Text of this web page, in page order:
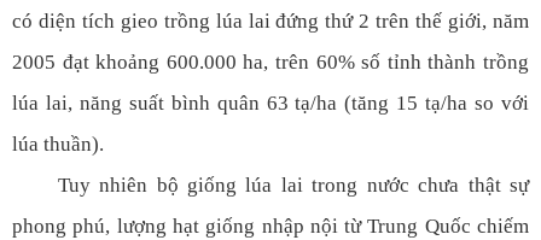
có diện tích gieo trồng lúa lai đứng thứ 2 trên thế giới, năm
2005 đạt khoảng 600.000 ha, trên 60% số tỉnh thành trồng
lúa lai, năng suất bình quân 63 tạ/ha (tăng 15 tạ/ha so với
lúa thuần).
Tuy nhiên bộ giống lúa lai trong nước chưa thật sự
phong phú, lượng hạt giống nhập nội từ Trung Quốc chiếm